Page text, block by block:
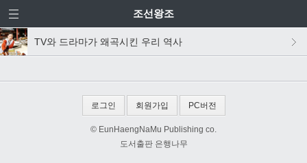
조선왕조
TV와 드라마가 왜곡시킨 우리 역사
로그인 회원가입 PC버전
© EunHaengNaMu Publishing co.
도서출판 은행나무